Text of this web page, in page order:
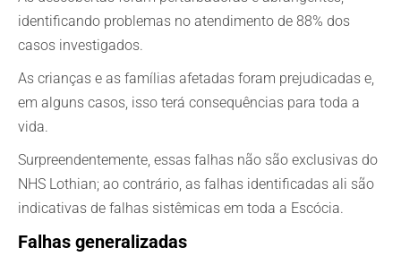
identificando problemas no atendimento de 88% dos
casos investigados.
As crianças e as famílias afetadas foram prejudicadas e,
em alguns casos, isso terá consequências para toda a
vida.
Surpreendentemente, essas falhas não são exclusivas do
NHS Lothian; ao contrário, as falhas identificadas ali são
indicativas de falhas sistêmicas em toda a Escócia.
Falhas generalizadas